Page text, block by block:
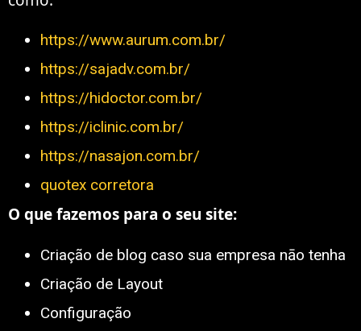
https://www.aurum.com.br/
https://sajadv.com.br/
https://hidoctor.com.br/
https://iclinic.com.br/
https://nasajon.com.br/
quotex corretora
O que fazemos para o seu site:
Criação de blog caso sua empresa nāo tenha
Criação de Layout
Configuração